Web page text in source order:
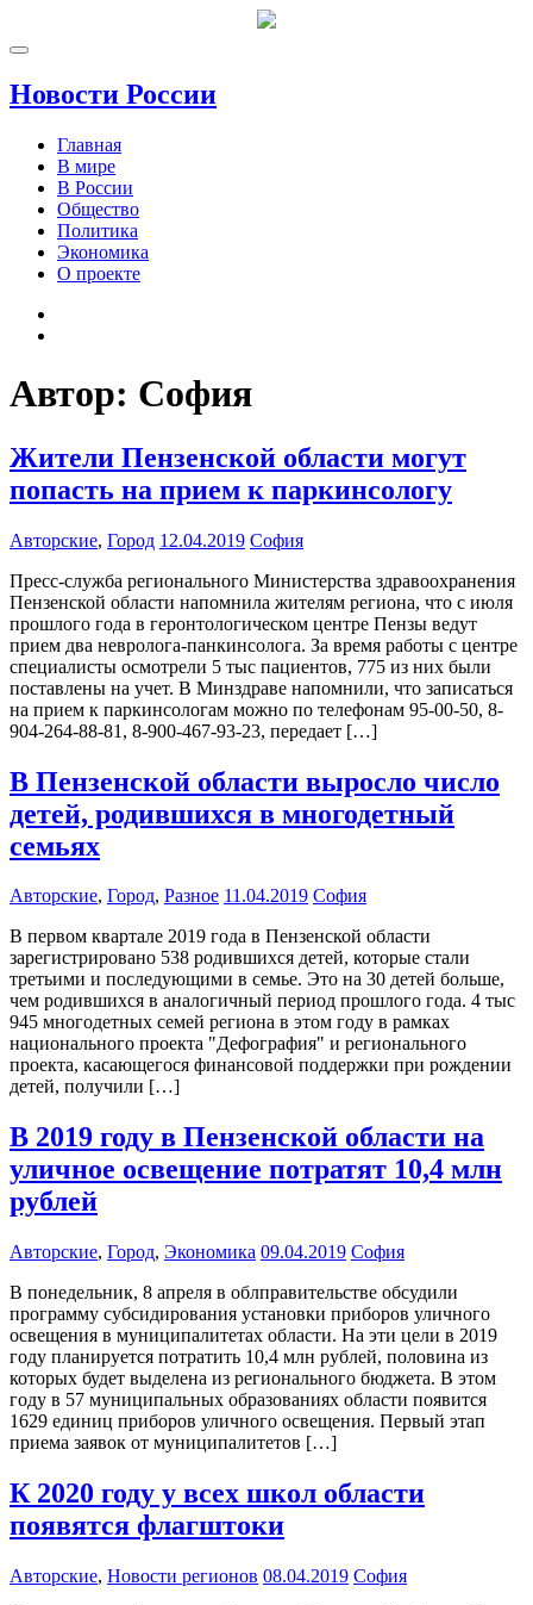
Новости России
Главная
В мире
В России
Общество
Политика
Экономика
О проекте
Автор: София
Жители Пензенской области могут
попасть на прием к паркинсологу
Авторские, Город 12.04.2019 София
Пресс-служба регионального Министерства здравоохранения
Пензенской области напомнила жителям региона, что с июля
прошлого года в геронтологическом центре Пензы ведут
прием два невролога-панкинсолога. За время работы с центре
специалисты осмотрели 5 тыс пациентов, 775 из них были
поставлены на учет. В Минздраве напомнили, что записаться
на прием к паркинсологам можно по телефонам 95-00-50, 8-
904-264-88-81, 8-900-467-93-23, передает […]
В Пензенской области выросло число
детей, родившихся в многодетный
семьях
Авторские, Город, Разное 11.04.2019 София
В первом квартале 2019 года в Пензенской области
зарегистрировано 538 родившихся детей, которые стали
третьими и последующими в семье. Это на 30 детей больше,
чем родившихся в аналогичный период прошлого года. 4 тыс
945 многодетных семей региона в этом году в рамках
национального проекта "Дефография" и регионального
проекта, касающегося финансовой поддержки при рождении
детей, получили […]
В 2019 году в Пензенской области на
уличное освещение потратят 10,4 млн
рублей
Авторские, Город, Экономика 09.04.2019 София
В понедельник, 8 апреля в облправительстве обсудили
программу субсидирования установки приборов уличного
освещения в муниципалитетах области. На эти цели в 2019
году планируется потратить 10,4 млн рублей, половина из
которых будет выделена из регионального бюджета. В этом
году в 57 муниципальных образованиях области появится
1629 единиц приборов уличного освещения. Первый этап
приема заявок от муниципалитетов […]
К 2020 году у всех школ области
появятся флагштоки
Авторские, Новости регионов 08.04.2019 София